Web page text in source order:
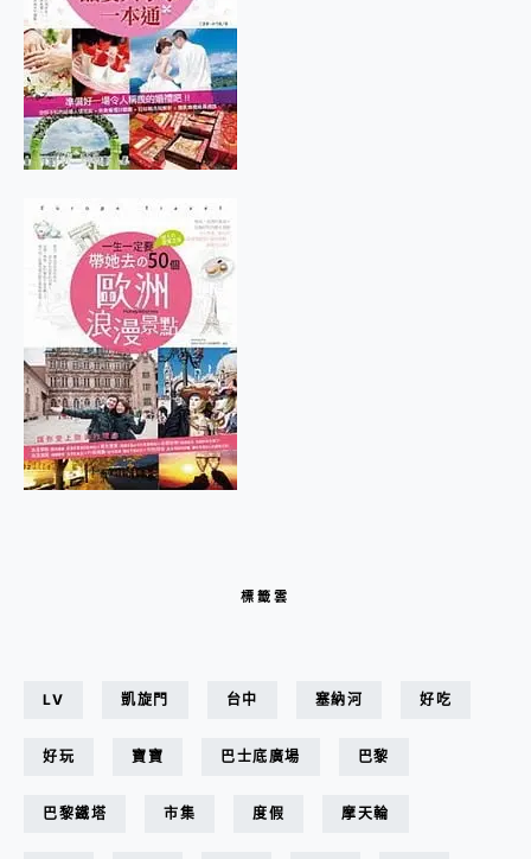
標籤雲
LV 凱旋門 台中 塞納河 好吃
好玩 寶寶 巴士底廣場 巴黎
巴黎鐵塔 市集 度假 摩天輪